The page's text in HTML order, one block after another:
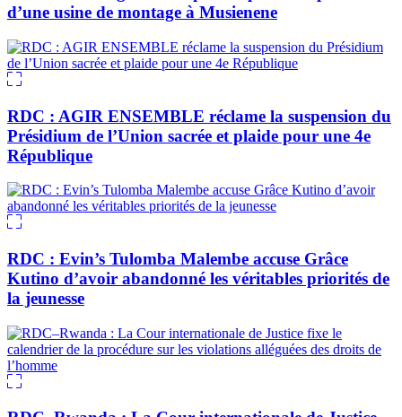
d’une usine de montage à Musienene
RDC : AGIR ENSEMBLE réclame la suspension du
Présidium de l’Union sacrée et plaide pour une 4e
République
RDC : Evin’s Tulomba Malembe accuse Grâce
Kutino d’avoir abandonné les véritables priorités de
la jeunesse